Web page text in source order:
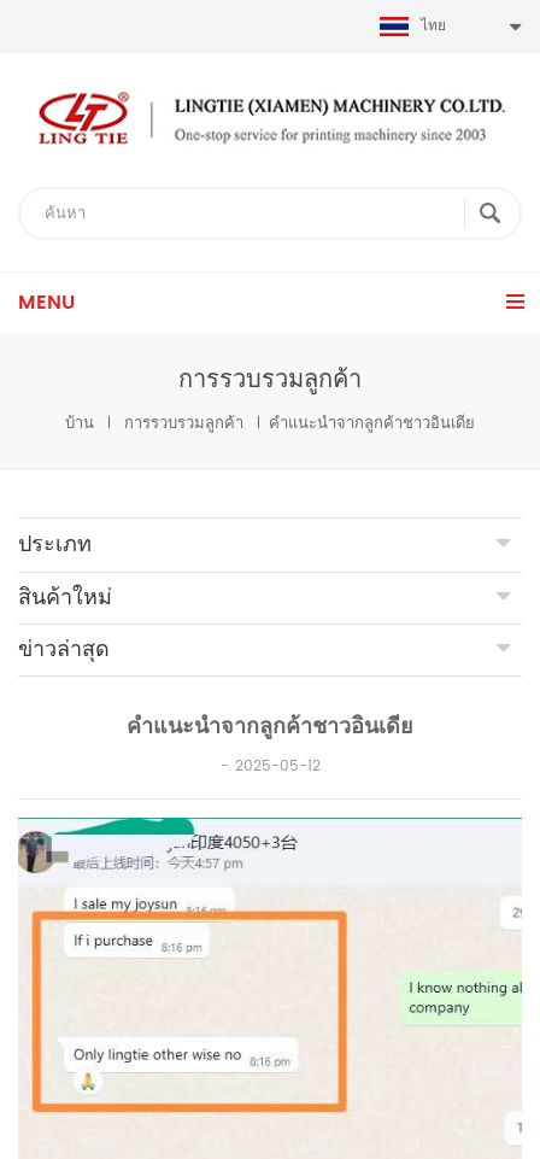
ไทย
MENU
การรวบรวมลูกค้า
บ้าน การรวบรวมลูกค้า คำแนะนำจากลูกค้าชาวอินเดีย
ประเภท
สินค้าใหม่
ข่าวล่าสุด
คำแนะนำจากลูกค้าชาวอินเดีย
2025-05-12